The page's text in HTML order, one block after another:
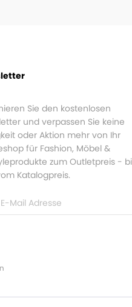
Sie den kostenlosen
und verpassen Sie keine
oder Aktion mehr von Ihr
für Fashion, Möbel &
zum Outletpreis -
Katalogpreis.